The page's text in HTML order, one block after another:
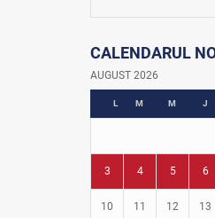
Istoria fotbalului
Turneul Viitorul
Fotbal în
CALENDARUL
AUGUST 2026
L M M J
3 4 5 6
10 11 12 13